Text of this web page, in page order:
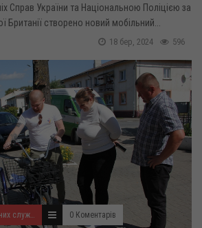
Справ України та Національною Поліцією за
Британії створено новий мобільний...
596
18 бер, 2024
Новини центру соціальних служб для сім'ї, дітей та молоді 0 Коментарів